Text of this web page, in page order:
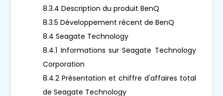
8.3.4 Description du produit BenQ
8.3.5 Développement récent de BenQ
8.4 Seagate Technology
8.4.1 Informations sur Seagate Technology
Corporation
8.4.2 Présentation et chiffre d'affaires total
de Seagate Technology